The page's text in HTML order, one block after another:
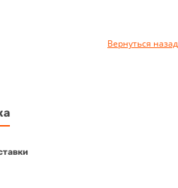
Вернуться назад